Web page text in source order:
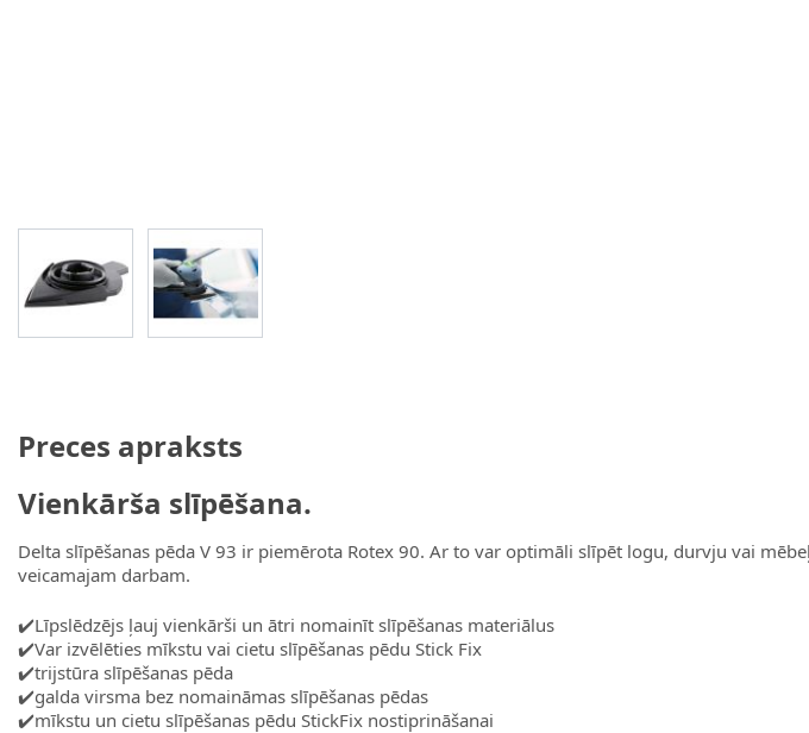
View larger imageView larger image
Preces apraksts
Vienkārša slīpēšana.
Delta slīpēšanas pēda V 93 ir piemērota Rotex 90. Ar to var optimāli slīpēt logu, durvju vai
veicamajam darbam.
✔️Līpslēdzējs ļauj vienkārši un ātri nomainīt slīpēšanas materiālus
✔️Var izvēlēties mīkstu vai cietu slīpēšanas pēdu Stick Fix
✔️trijstūra slīpēšanas pēda
✔️galda virsma bez nomaināmas slīpēšanas pēdas
✔️mīkstu un cietu slīpēšanas pēdu StickFix nostiprināšanai